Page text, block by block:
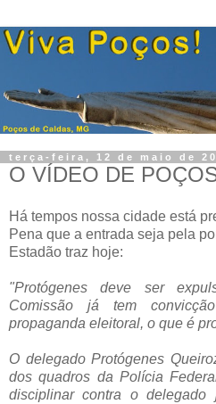
terça-feira, 12 de maio de
O VÍDEO DE
Há tempos nossa cidade está
Pena que a entrada seja pela
Estadão traz hoje:
"Protógenes deve ser
Comissão já tem
propaganda eleitoral, o que é
O delegado Protógenes
dos quadros da Polícia
disciplinar contra o delegado